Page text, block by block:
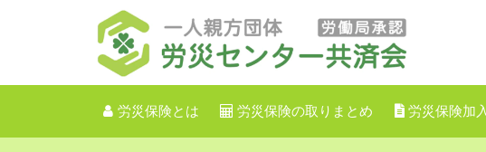
労災保険とは 労災保険の取りまとめ 労災保険加